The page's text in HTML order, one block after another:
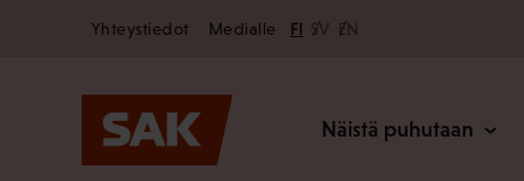
Secondary
Yhteystiedot Medialle FI SV EN
Näistä puhutaan